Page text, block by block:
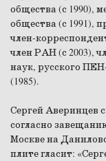
общества (с 1990),
общества (с 1991),
член-
член РАН (с 2003),
наук, русского
(1985).
Сергей Аверинцев
согласно
Москве на
плите гласит: